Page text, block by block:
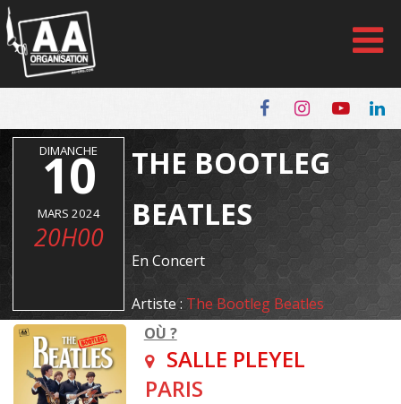
Panneau de gestion des cookies
DIMANCHE
10
MARS 2024
20H00
THE BOOTLEG
BEATLES
En Concert
Artiste : The Bootleg Beatles
OÙ ?
SALLE PLEYEL
PARIS